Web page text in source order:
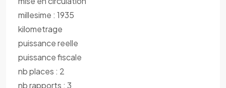
millesime : 1935
kilometrage
puissance reelle
puissance fiscale
nb places : 2
nb rapports : 3